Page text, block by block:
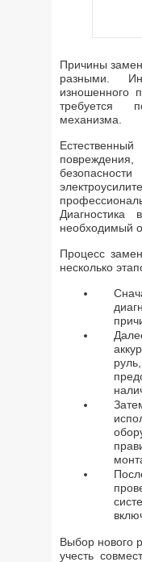
Причины
разными.
изношенного
требуется
механизма.
необходимый
Процесс
несколько
Выбор нового
учесть